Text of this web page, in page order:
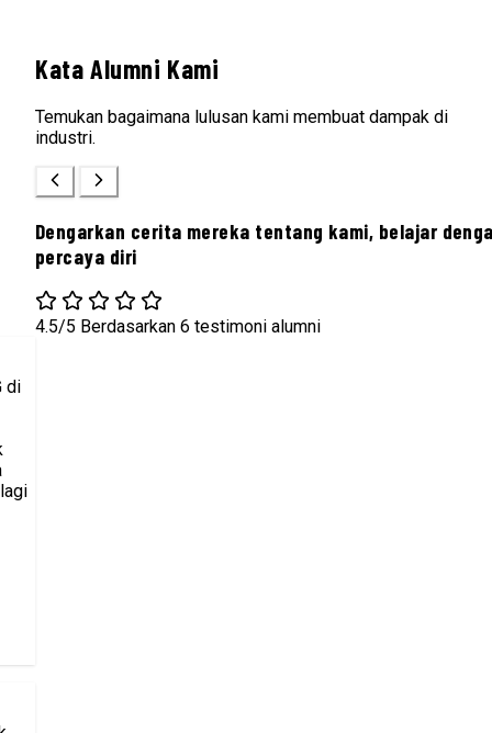
Kata Alumni Kami
Temukan bagaimana lulusan kami membuat dampak di
industri.
Dengarkan cerita mereka tentang kami, belajar
percaya diri
4.5/5 Berdasarkan 6 testimoni alumni
di